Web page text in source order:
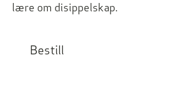
lære om disippelskap.
Bestill